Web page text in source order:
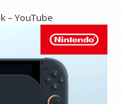
– YouTube